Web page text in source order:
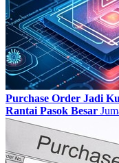
Purchase Order Jadi
Rantai Pasok Besar